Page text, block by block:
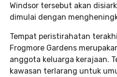
Windsor tersebut akan
dimulai dengan
Tempat peristirahatan
Frogmore Gardens
anggota keluarga kerajaan.
kawasan terlarang untuk